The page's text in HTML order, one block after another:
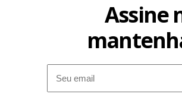
perigoso em transações,
está mais pressionada a
informações aparentemente
Assine